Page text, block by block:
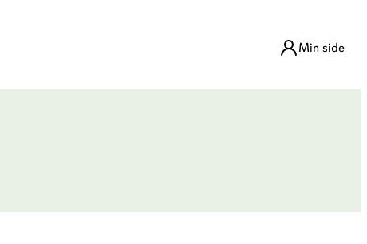
Min side